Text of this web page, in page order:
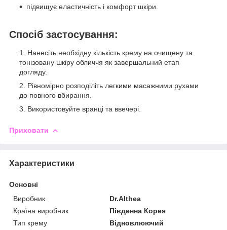
підвищує еластичність і комфорт шкіри.
Спосіб застосування:
Нанесіть необхідну кількість крему на очищену та
тонізовану шкіру обличчя як завершальний етап
догляду.
Рівномірно розподіліть легкими масажними рухами
до повного вбирання.
Використовуйте вранці та ввечері.
Приховати
Характеристики
Основні
Виробник
Dr.Althea
Країна виробник
Південна Корея
Тип крему
Відновлюючий